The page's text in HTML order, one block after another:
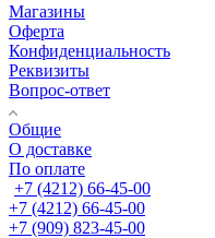
Магазины
Оферта
Конфиденциальность
Реквизиты
Вопрос-ответ
Общие
О доставке
По оплате
+7 (4212) 66-45-00
+7 (4212) 66-45-00
+7 (909) 823-45-00